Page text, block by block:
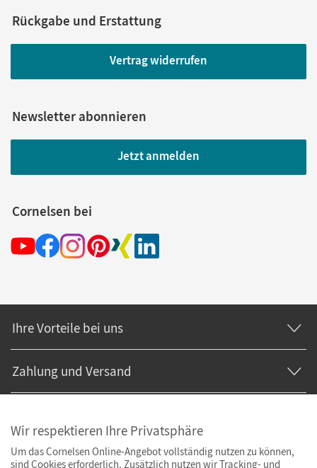
Rückgabe und Erstattung
Vertrag widerrufen
Newsletter abonnieren
Jetzt anmelden
Cornelsen bei
Ihre Vorteile bei uns
Zahlung und Versand
Wir respektieren Ihre Privatsphäre
Um das Cornelsen Online-Angebot vollständig nutzen zu können,
sind Cookies erforderlich. Zusätzlich nutzen wir Tracking- und